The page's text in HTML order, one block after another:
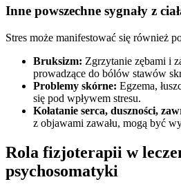
Inne powszechne sygnały z
Stres może manifestować się również
Bruksizm: Zgrzytanie zębami i
prowadzące do bólów stawów
Problemy skórne: Egzema,
się pod wpływem stresu.
Kołatanie serca, duszności,
z objawami zawału, mogą być
Rola fizjoterapii w
psychosomatyki